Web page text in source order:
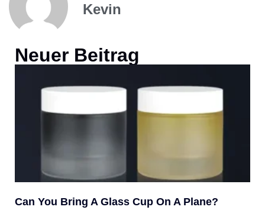
Kevin
Neuer Beitrag
Can You Bring A Glass Cup On A Plane?